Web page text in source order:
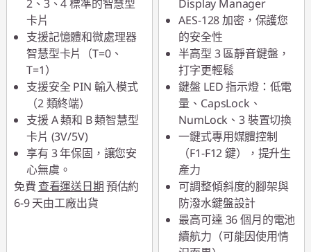
2、3、4 標準的智慧型
卡片
支援記憶體和微處理器
智慧型卡片（T=0、
T=1）
支援安全 PIN 輸入模式
（2 類終端）
支援 A 類和 B 類智慧型
卡片 (3V/5V)
享有 3 年保固，讓您安
心無虞。
免費 查看運送日期預估約
6-9 天由工廠出貨
Display Manager
AES-128 加密，保護您
的安全性
半高型 3 區靜音鍵盤，
打字更輕鬆
鍵盤 LED 指示燈：低電
量、CapsLock、
NumLock、3 裝置切換
一鍵式專用媒體控制
（F1-F12 鍵），提升生
產力
可調整傾斜度的腳架與
防潑水鍵盤設計
最高可達 36 個月的電池
續航力（可能因使用情